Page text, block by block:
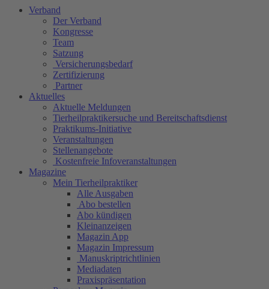
Verband
Der Verband
Kongresse
Team
Satzung
Versicherungsbedarf
Zertifizierung
Partner
Aktuelles
Aktuelle Meldungen
Tierheilpraktikersuche und Bereitschaftsdienst
Praktikums-Initiative
Veranstaltungen
Stellenangebote
Kostenfreie Infoveranstaltungen
Magazine
Mein Tierheilpraktiker
Alle Ausgaben
Abo bestellen
Abo kündigen
Kleinanzeigen
Magazin App
Magazin Impressum
Manuskriptrichtlinien
Mediadaten
Praxispräsentation